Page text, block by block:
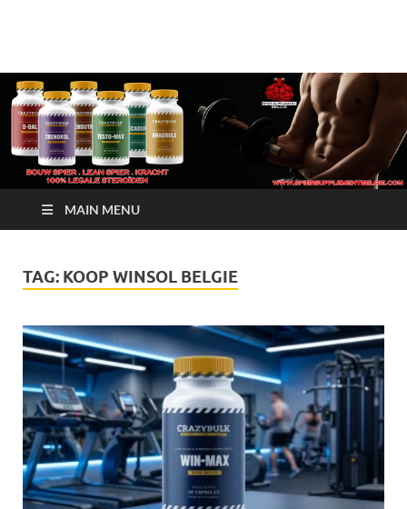
Crazy Bulk Belgium |
Koop Crazy Bulk
Legale Steroïden in
België
MAIN MENU
TAG: KOOP WINSOL BELGIE